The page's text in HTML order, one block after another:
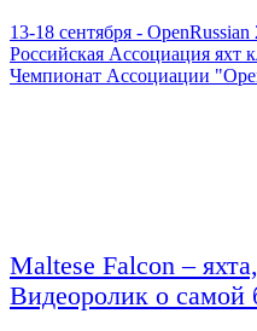
13-18 сентября - OpenRussian
Российская Ассоциация
Чемпионат Ассоциации
Maltese Falcon –
Видеоролик о самой